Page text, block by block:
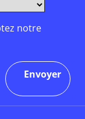
notre
Envoyer